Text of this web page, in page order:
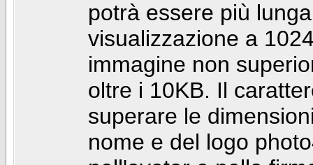
potrà essere più
visualizzazione a
immagine non
oltre i 10KB. Il
superare le
nome e del logo